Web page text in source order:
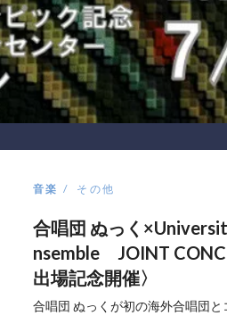
音楽 その他
合唱団 ぬっく
nsemble JOINT
出場記念開催〉
合唱団 ぬっくが初の海外合唱団